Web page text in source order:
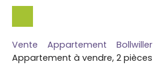
Vente Appartement
Appartement à vendre, 2